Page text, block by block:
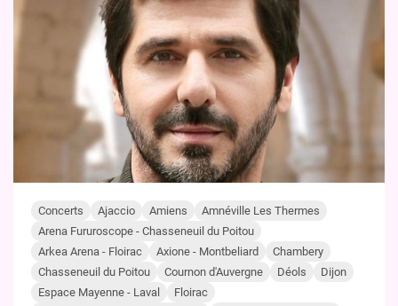
Concerts Ajaccio Amiens
Amnéville Les Thermes
Arena Fururoscope - Chasseneuil du Poitou
Arkea Arena - Floirac
Axione - Montbeliard
Chambery
Chasseneuil du Poitou
Cournon d'Auvergne Déols
Dijon
Espace Mayenne - Laval
Floirac